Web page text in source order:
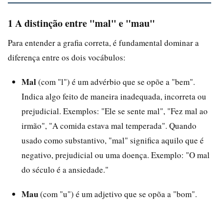
1 A distinção entre "mal" e "mau"
Para entender a grafia correta, é fundamental dominar a
diferença entre os dois vocábulos:
Mal(com "l") é um advérbio que se opõe a "bem".
Indica algo feito de maneira inadequada, incorreta ou
prejudicial. Exemplos: "Ele se sente mal", "Fez mal ao
irmão", "A comida estava mal temperada". Quando
usado como substantivo, "mal" significa aquilo que é
negativo, prejudicial ou uma doença. Exemplo: "O mal
do século é a ansiedade."
Mau(com "u") é um adjetivo que se opõa a "bom".